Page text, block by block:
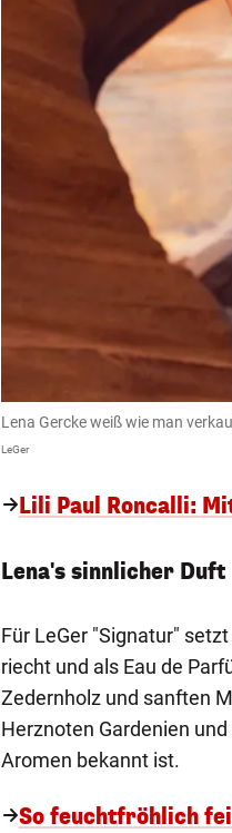
Lena Gercke weiß wie man
LeGer
Lili Paul Roncalli:
Lena's sinnlicher Duft
Für LeGer "Signatur"
riecht und als Eau de
Zedernholz und sanften
Herznoten Gardenien
Aromen bekannt ist.
So feuchtfröhlich